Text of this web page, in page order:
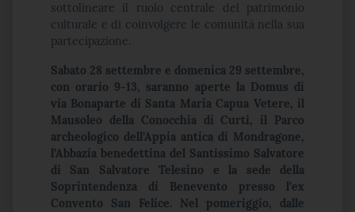
sottolineare il ruolo centrale del patrimonio
culturale e di coinvolgere le comunità nella sua
partecipazione.
Sabato 28 settembre e domenica 29 settembre,
con orario 9-13, saranno aperte la Domus di
via Bonaparte di Santa Maria Capua Vetere, il
Mausoleo della Conocchia di Curti, il Parco
archeologico dell’Appia antica di Mondragone,
l’Abbazia benedettina del Santissimo Salvatore
di San Salvatore Telesino e la sede della
Soprintendenza di Benevento presso l’ex
Convento San Felice. Nel pomeriggio, dalle